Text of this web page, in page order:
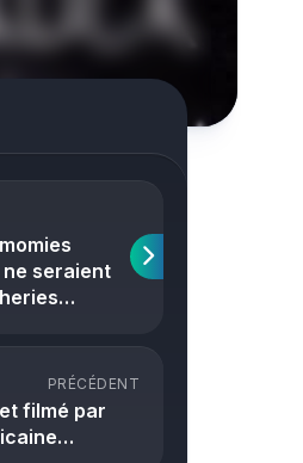
seraient
PRÉCÉDENT
filmé par